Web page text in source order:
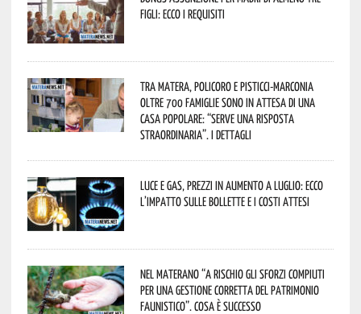
figli: ecco i requisiti
Tra Matera, Policoro e Pisticci-Marconia
oltre 700 famiglie sono in attesa di una
casa popolare: “serve una risposta
straordinaria”. I dettagli
Luce e gas, prezzi in aumento a luglio: ecco
l’impatto sulle bollette e i costi attesi
Nel materano “a rischio gli sforzi compiuti
per una gestione corretta del patrimonio
faunistico”. Cosa è successo